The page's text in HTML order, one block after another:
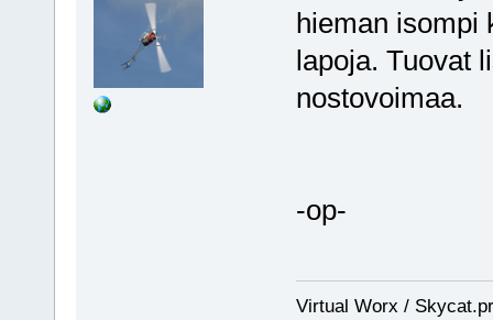
hieman isompi
lapoja. Tuovat
nostovoimaa.
-op-
Virtual Worx /